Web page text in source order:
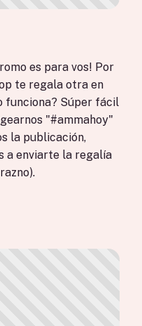
es para vos! Por
te regala otra en
funciona? Súper fácil
"#ammahoy"
la publicación,
a enviarte la regalía